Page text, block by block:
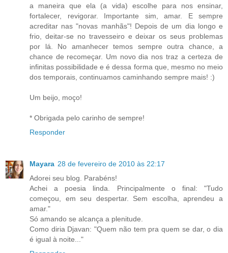
a maneira que ela (a vida) escolhe para nos ensinar,
fortalecer, revigorar. Importante sim, amar. E sempre
acreditar nas "novas manhãs"! Depois de um dia longo e
frio, deitar-se no travesseiro e deixar os seus problemas
por lá. No amanhecer temos sempre outra chance, a
chance de recomeçar. Um novo dia nos traz a certeza de
infinitas possibilidade e é dessa forma que, mesmo no meio
dos temporais, continuamos caminhando sempre mais! :)
Um beijo, moço!
* Obrigada pelo carinho de sempre!
Responder
Mayara 28 de fevereiro de 2010 às 22:17
Adorei seu blog. Parabéns!
Achei a poesia linda. Principalmente o final: "Tudo
começou, em seu despertar. Sem escolha, aprendeu a
amar."
Só amando se alcança a plenitude.
Como diria Djavan: "Quem não tem pra quem se dar, o dia
é igual à noite..."